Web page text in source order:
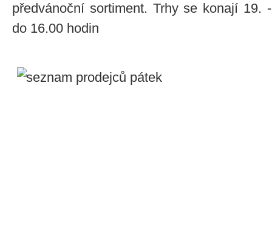
předvánoční sortiment. Trhy se konají 19.
do 16.00 hodin